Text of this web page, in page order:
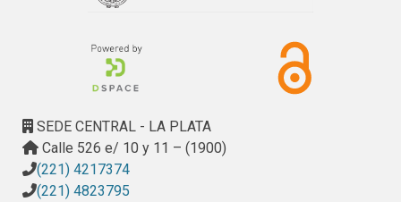
SEDE CENTRAL - LA PLATA
Calle 526 e/ 10 y 11 – (1900)
(221) 4217374
(221) 4823795